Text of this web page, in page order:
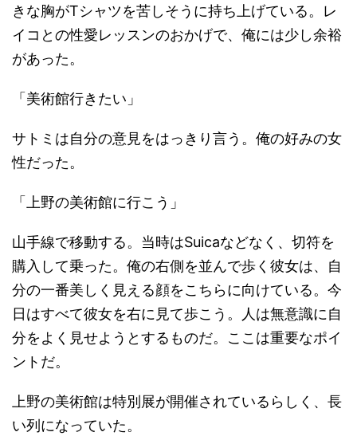
きな胸がTシャツを苦しそうに持ち上げている。レ
イコとの性愛レッスンのおかげで、俺には少し余裕
があった。
「美術館行きたい」
サトミは自分の意見をはっきり言う。俺の好みの女
性だった。
「上野の美術館に行こう」
山手線で移動する。当時はSuicaなどなく、切符を
購入して乗った。俺の右側を並んで歩く彼女は、自
分の一番美しく見える顔をこちらに向けている。今
日はすべて彼女を右に見て歩こう。人は無意識に自
分をよく見せようとするものだ。ここは重要なポイ
ントだ。
上野の美術館は特別展が開催されているらしく、長
い列になっていた。